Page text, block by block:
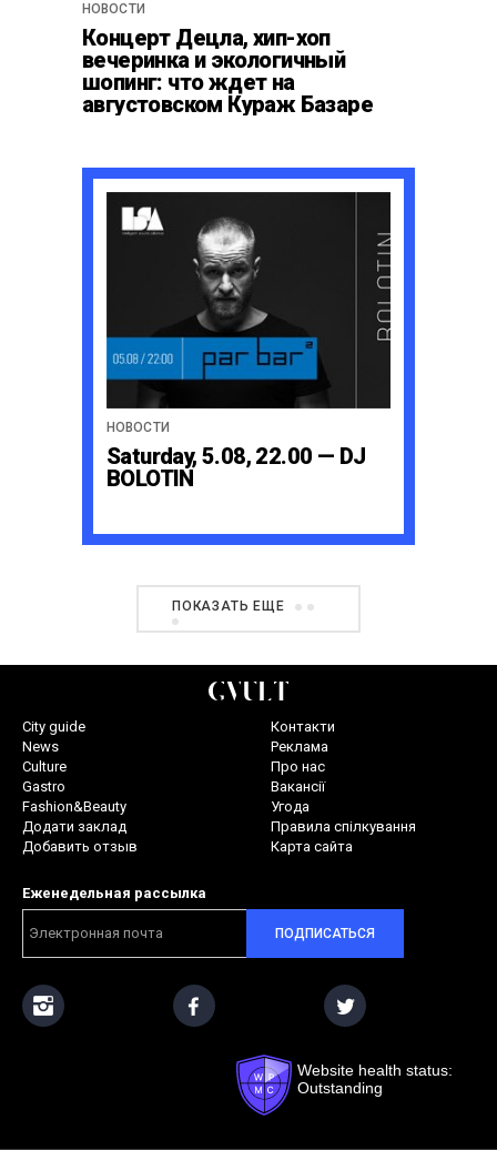
НОВОСТИ
Концерт Децла, хип-хоп
вечеринка и экологичный
шопинг: что ждет на
августовском Кураж Базаре
НОВОСТИ
Saturday, 5.08, 22.00 — DJ
BOLOTIN
ПОКАЗАТЬ ЕЩЕ
City guide
News
Culture
Gastro
Fashion&Beauty
Додати заклад
Добавить отзыв
Контакти
Реклама
Про нас
Вакансії
Угода
Правила спілкування
Карта сайта
Еженедельная рассылка
ПОДПИСАТЬСЯ
Website health status:
Outstanding